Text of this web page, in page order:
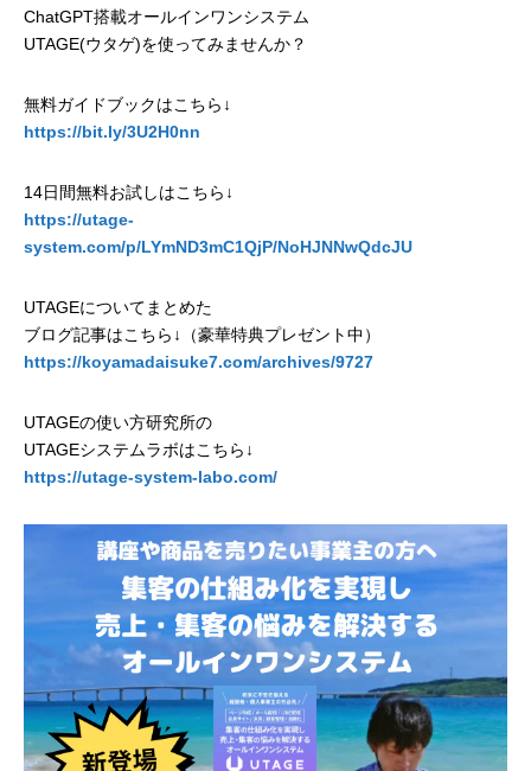
ChatGPT搭載オールインワンシステム
UTAGE(ウタゲ)を使ってみませんか？
無料ガイドブックはこちら↓
https://bit.ly/3U2H0nn
14日間無料お試しはこちら↓
https://utage-
system.com/p/LYmND3mC1QjP/NoHJNNwQdcJU
UTAGEについてまとめた
ブログ記事はこちら↓（豪華特典プレゼント中）
https://koyamadaisuke7.com/archives/9727
UTAGEの使い方研究所の
UTAGEシステムラボはこちら↓
https://utage-system-labo.com/